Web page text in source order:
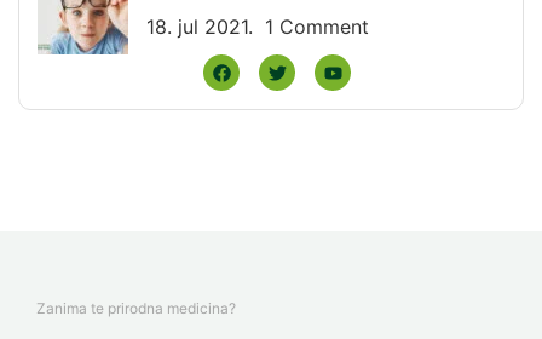
18. jul 2021. 1 Comment
Zanima te prirodna medicina?